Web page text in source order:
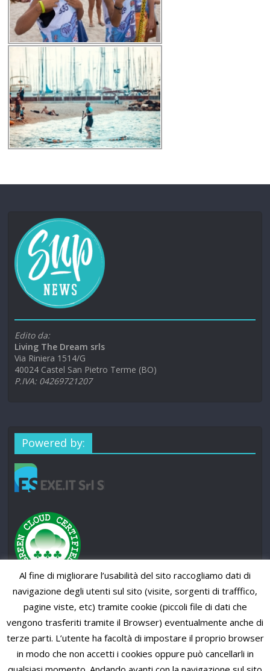
Edito da:
Living The Dream srls
Via Riniera 1514/G
40024 Castel San Pietro Terme (BO)
P.IVA: 04269721207
Powered by:
Al fine di migliorare l’usabilità del sito raccogliamo dati di
navigazione degli utenti sul sito (visite, sorgenti di trafffico,
pagine viste, etc) tramite cookie (piccoli file di dati che
vengono trasferiti tramite il Browser) eventualmente anche di
terze parti. L’utente ha facoltà di impostare il proprio browser
in modo che non accetti i cookies oppure può cancellarli in